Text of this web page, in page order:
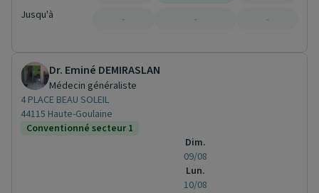
Jusqu'à
-
-
-
Dr. Eminé DEMIRASLAN
Médecin généraliste
4 PLACE BEAU SOLEIL
44115 Haute-Goulaine
Conventionné secteur 1
Dim.
09/08
Lun.
10/08